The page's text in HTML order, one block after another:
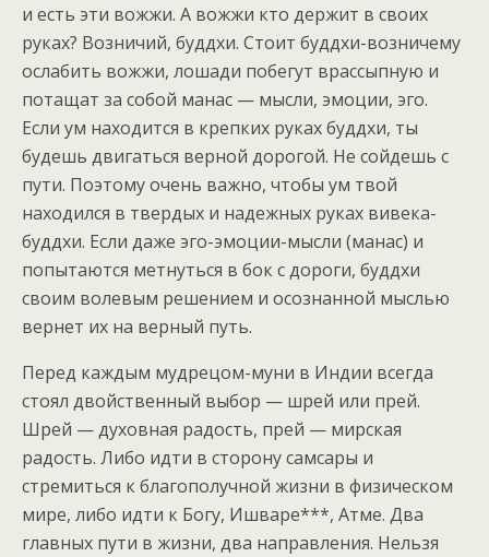
и есть эти вожжи. А вожжи кто держит в своих
руках? Возничий, буддхи. Стоит буддхи-возничему
ослабить вожжи, лошади побегут врассыпную и
потащат за собой манас — мысли, эмоции, эго.
Если ум находится в крепких руках буддхи, ты
будешь двигаться верной дорогой. Не сойдешь с
пути. Поэтому очень важно, чтобы ум твой
находился в твердых и надежных руках вивека-
буддхи. Если даже эго-эмоции-мысли (манас) и
попытаются метнуться в бок с дороги, буддхи
своим волевым решением и осознанной мыслью
вернет их на верный путь.
Перед каждым мудрецом-муни в Индии всегда
стоял двойственный выбор — шрей или прей.
Шрей — духовная радость, прей — мирская
радость. Либо идти в сторону самсары и
стремиться к благополучной жизни в физическом
мире, либо идти к Богу, Ишваре***, Атме. Два
главных пути в жизни, два направления. Нельзя